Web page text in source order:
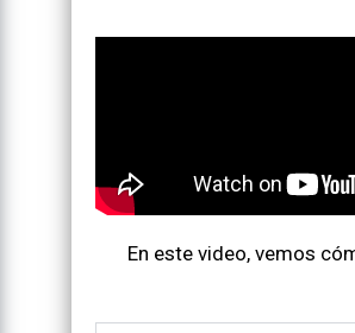
En este video, vemos